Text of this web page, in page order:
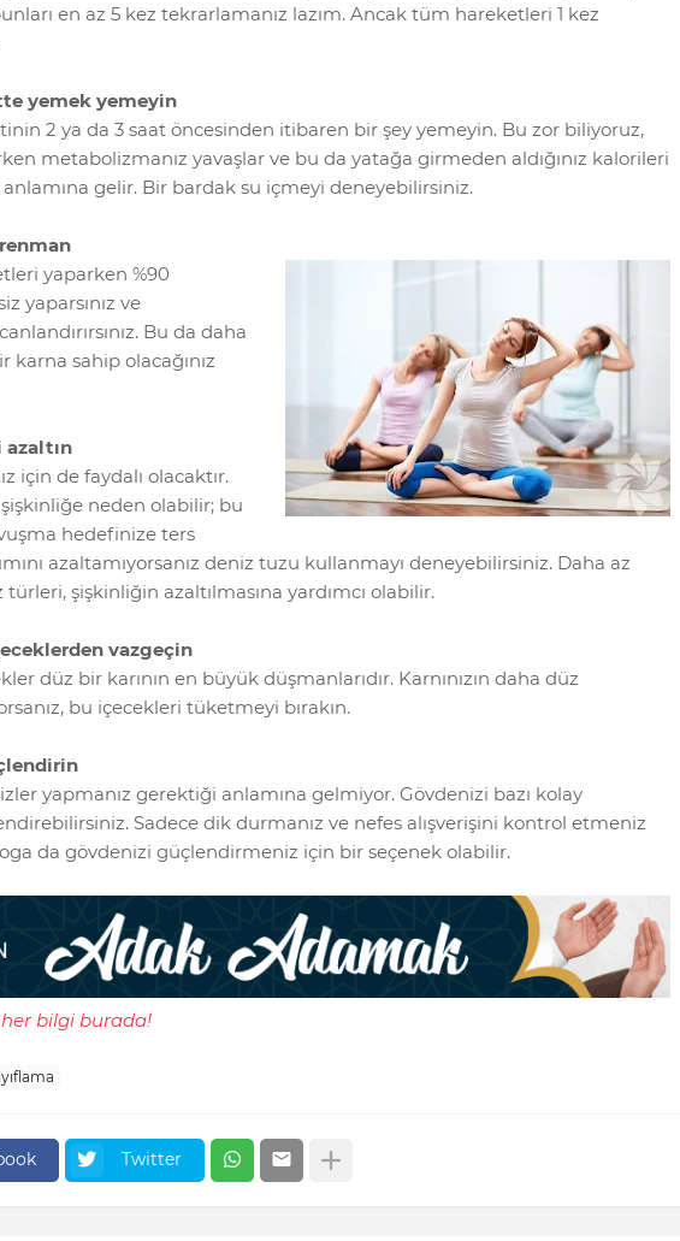
en az 5 kez tekrarlamanız lazım. Ancak tüm hareketleri 1 kez
yemek yemeyin
2 ya da 3 saat öncesinden itibaren bir şey yemeyin. Bu zor biliyoruz,
metabolizmanız yavaşlar ve bu da yatağa girmeden aldığınız kalorileri
anlamına gelir. Bir bardak su içmeyi deneyebilirsiniz.
yaparken %90
yaparsınız ve
Bu da daha
karna sahip olacağınız
için de faydalı olacaktır.
neden olabilir; bu
hedefinize ters
azaltamıyorsanız deniz tuzu kullanmayı deneyebilirsiniz. Daha az
şişkinliğin azaltılmasına yardımcı olabilir.
vazgeçin
düz bir karının en büyük düşmanlarıdır. Karnınızın daha düz
bu içecekleri tüketmeyi bırakın.
yapmanız gerektiği anlamına gelmiyor. Gövdenizi bazı kolay
Sadece dik durmanız ve nefes alışverişini kontrol etmeniz
da gövdenizi güçlendirmeniz için bir seçenek olabilir.
her bilgi burada!
Twitter